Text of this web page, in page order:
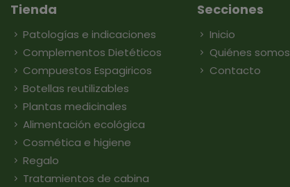
Tienda
Patologías e indicaciones
Complementos Dietéticos
Compuestos Espagiricos
Botellas reutilizables
Plantas medicinales
Alimentación ecológica
Cosmética e higiene
Regalo
Tratamientos de cabina
Secciones
Inicio
Quiénes somos
Contacto